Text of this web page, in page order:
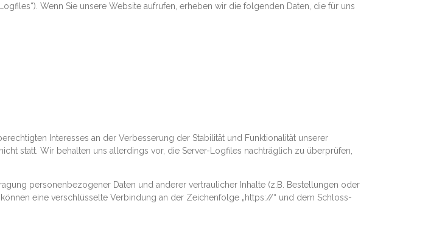
Wenn Sie unsere Website aufrufen, erheben wir die folgenden Daten, die für uns
Interesses an der Verbesserung der Stabilität und Funktionalität unserer
statt. Wir behalten uns allerdings vor, die Server-Logfiles nachträglich zu überprüfen,
personenbezogener Daten und anderer vertraulicher Inhalte (z.B. Bestellungen oder
eine verschlüsselte Verbindung an der Zeichenfolge „https://“ und dem Schloss-